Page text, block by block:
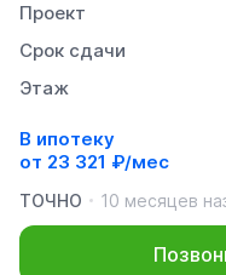
Проект
Срок сдачи
Этаж
В ипотеку
от 23 321 ₽/мес
ТОЧНО
10 месяцев